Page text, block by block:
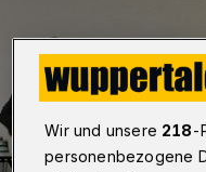
Wir und unsere 218-
personenbezogene